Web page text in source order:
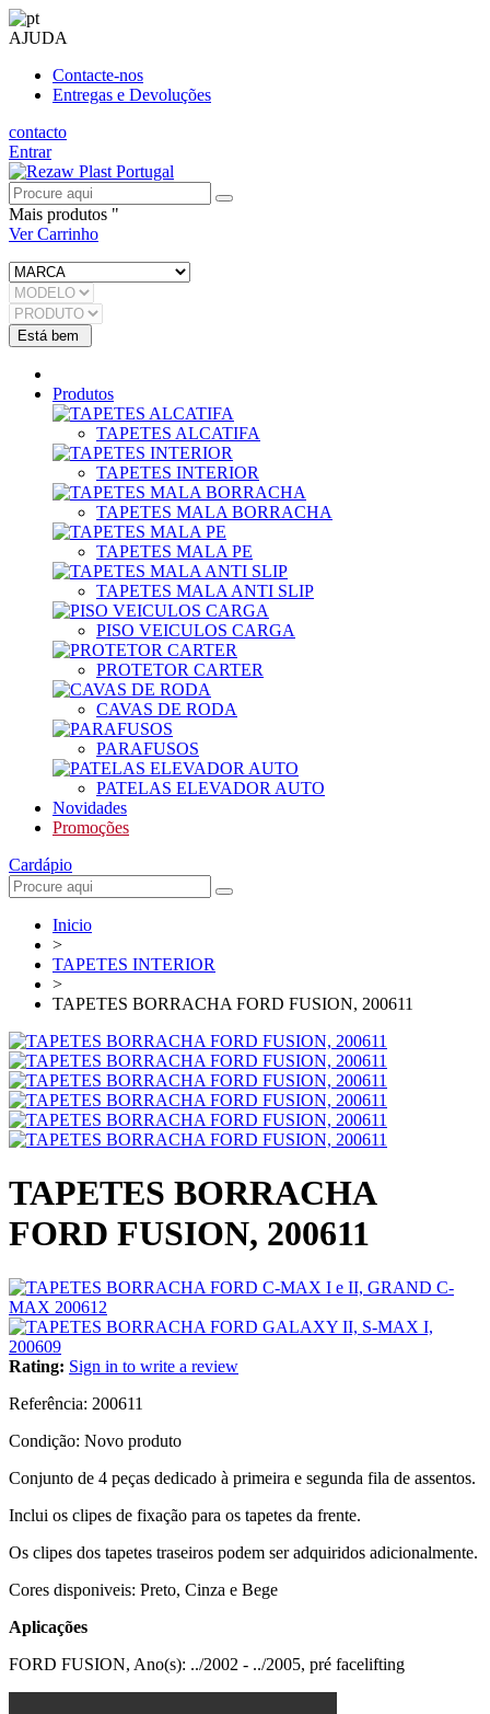
AJUDA
Contacte-nos
Entregas e Devoluções
contacto
Entrar
Mais produtos "
Ver Carrinho
Produtos
TAPETES ALCATIFA
TAPETES INTERIOR
TAPETES MALA BORRACHA
TAPETES MALA PE
TAPETES MALA ANTI SLIP
PISO VEICULOS CARGA
PROTETOR CARTER
CAVAS DE RODA
PARAFUSOS
PATELAS ELEVADOR AUTO
Novidades
Promoções
Cardápio
Inicio
>
TAPETES INTERIOR
>
TAPETES BORRACHA FORD FUSION, 200611
TAPETES BORRACHA
FORD FUSION, 200611
Rating: Sign in to write a review
Referência: 200611
Condição: Novo produto
Conjunto de 4 peças dedicado à primeira e segunda fila de assentos.
Inclui os clipes de fixação para os tapetes da frente.
Os clipes dos tapetes traseiros podem ser adquiridos adicionalmente.
Cores disponiveis: Preto, Cinza e Bege
Aplicações
FORD FUSION, Ano(s): ../2002 - ../2005, pré facelifting